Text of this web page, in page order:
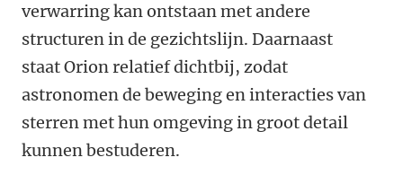
verwarring kan ontstaan met andere
structuren in de gezichtslijn. Daarnaast
staat Orion relatief dichtbij, zodat
astronomen de beweging en interacties van
sterren met hun omgeving in groot detail
kunnen bestuderen.